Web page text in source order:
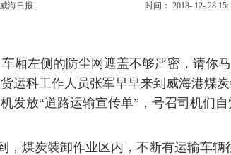
海日报 时间： 2018- 12- 28 15:
厢左侧的防尘网遮盖不够严密，请你
运科工作人员张军早早来到威海港煤
发放“道路运输宣传单”，号召司机们
，煤炭装卸作业区内，不断有运输车